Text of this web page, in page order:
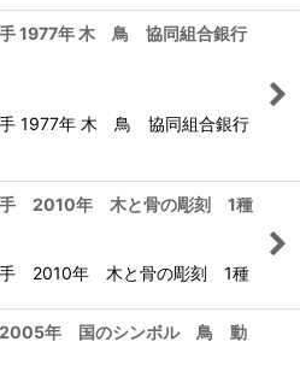
手 1977年 木 鳥 協同組合銀行
手 1977年 木 鳥 協同組合銀行
手 2010年 木と骨の彫刻 1種
手 2010年 木と骨の彫刻 1種
2005年 国のシンボル 鳥 動